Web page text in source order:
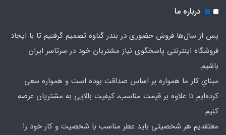
درباره ما
پس از سال‌ها فروش حضوری در بندر گناوه تصمیم گرفتیم تا با ایجاد
فروشگاه اینترنتی پاسخگوی نیاز مشتریان خود در سرتاسر ایران
باشیم.
مبنایِ کار ما همواره بر اساس صداقت بوده است و همواره سعی
کرده‌ایم تا علاوه بر قیمت مناسب، کیفیت بالایی به مشتریان عرضه
کنیم.
معتقدیم هر شخصیتی باید عطر مناسب با شخصیت و کار خود را